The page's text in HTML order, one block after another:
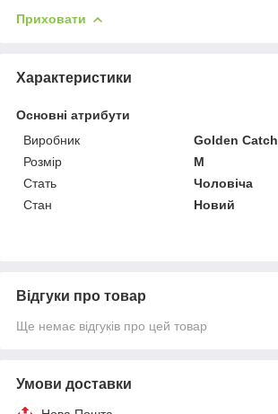
Приховати
Характеристики
Основні атрибути
Виробник
Golden Catch
Розмір
M
Стать
Чоловіча
Стан
Новий
Відгуки про товар
Ще немає відгуків про цей товар
Умови доставки